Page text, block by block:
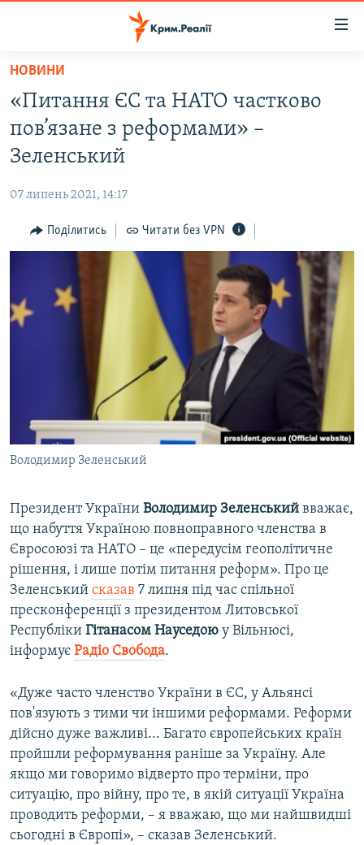
Перейти
основного
матеріалу
Перейти
до
основної
Перейти
до
ВОДА.КРИМ
ВІДЕО ТА ФОТО
БЛОГИ
ПОГЛЯД
ВСЕ ЗА ДЕНЬ
СПЕЦПРОЕКТИ
ВІДЕОУРОКИ «ELIFBE»
СВІДЧЕННЯ ОКУПАЦІЇ
УКРАЇНСЬКА ПРОБЛЕМА КРИМУ
ІНФОГРАФІКА
ЯК ОБІЙТИ БЛОКУВАННЯ
Qırımtatar
ДОЛУЧАЙСЯ!
Усі сайти RFE/RL
НОВИНИ
«Питання ЄС та НАТО частково
пов’язане з реформами» –
Зеленський
07 липень 2021, 14:17
Поділитись Читати без VPN
Володимир Зеленський
Президент України Володимир Зеленський вважає,
що набуття Україною повноправного членства в
Євросоюзі та НАТО – це «передусім геополітичне
рішення, і лише потім питання реформ». Про це
Зеленський сказав 7 липня під час спільної
пресконференції з президентом Литовської
Республіки Гітанасом Науседою у Вільнюсі,
інформує Радіо Свобода.
«Дуже часто членство України в ЄС, у Альянсі
пов'язують з тими чи іншими реформами. Реформи
дійсно дуже важливі... Багато європейських країн
пройшли реформування раніше за Україну. Але
якщо ми говоримо відверто про терміни, про
ситуацію, про війну, про те, в якій ситуації Україна
проводить реформи, – я вважаю, що ми найшвидші
сьогодні в Європі», – сказав Зеленський.